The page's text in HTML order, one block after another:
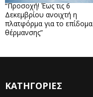
“Προσοχή! Έως τις 6
Δεκεμβρίου ανοιχτή η
πλατφόρμα για το επίδομα
θέρμανσης”
ΚΑΤΗΓΟΡΙΕΣ